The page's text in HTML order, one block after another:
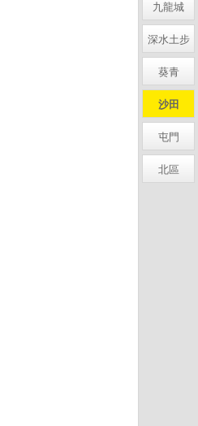
九龍城
深水土步
葵青
沙田
屯門
北區